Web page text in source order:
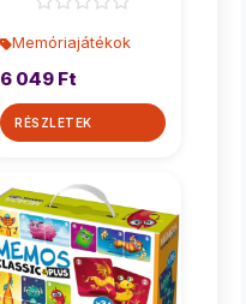
Memóriajátékok
6 049 Ft
RÉSZLETEK